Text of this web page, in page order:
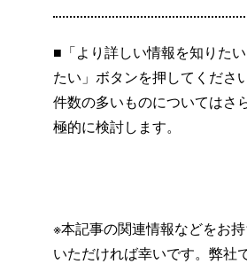
■「より詳しい情報を知りた
たい」ボタンを押してくださ
件数の多いものについてはさ
極的に検討します。
※本記事の関連情報などをお
いただければ幸いです。弊社